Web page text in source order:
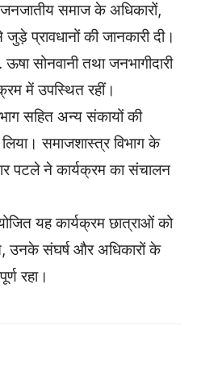
जनजातीय समाज के अधिकारों,
प्रावधानों की जानकारी दी।
ऊषा सोनवानी तथा जनभागीदारी
में उपस्थित रहीं।
सहित अन्य संकायों की
समाजशास्त्र विभाग के
पटले ने कार्यक्रम का संचालन
यह कार्यक्रम छात्राओं को
उनके संघर्ष और अधिकारों के
रहा।